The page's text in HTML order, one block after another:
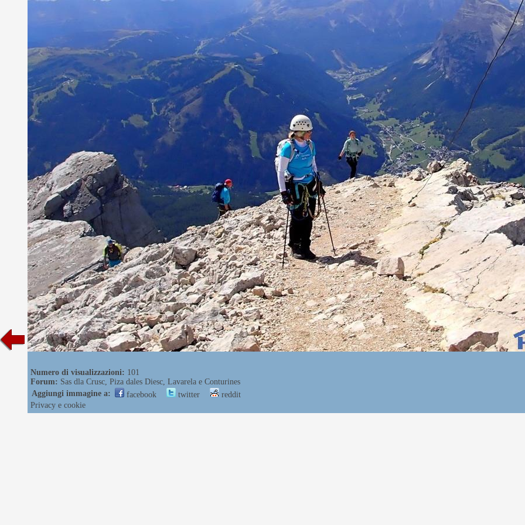
Numero di visualizzazioni: 101
Forum: Sas dla Crusc, Piza dales Diesc, Lavarela e Conturines
Aggiungi immagine a:
facebook twitter
reddit
Privacy e cookie